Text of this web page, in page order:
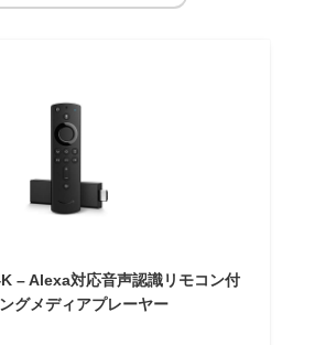
– Alexa対応音声認識リモコン付
グメディアプレーヤー